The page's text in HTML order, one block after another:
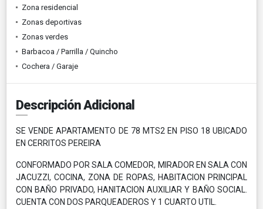
Zona residencial
Zonas deportivas
Zonas verdes
Barbacoa / Parrilla / Quincho
Cochera / Garaje
Descripción Adicional
SE VENDE APARTAMENTO DE 78 MTS2 EN PISO 18 UBICADO
EN CERRITOS PEREIRA
CONFORMADO POR SALA COMEDOR, MIRADOR EN SALA CON
JACUZZI, COCINA, ZONA DE ROPAS, HABITACION PRINCIPAL
CON BAÑO PRIVADO, HANITACION AUXILIAR Y BAÑO SOCIAL.
CUENTA CON DOS PARQUEADEROS Y 1 CUARTO UTIL.